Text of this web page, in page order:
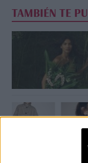
TAMBIÉN TE